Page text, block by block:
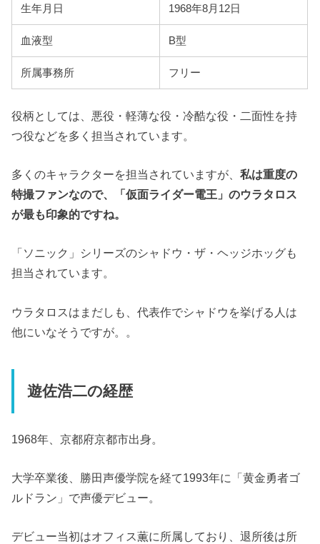
生年月日 1968年8月12日
血液型 B型
所属事務所 フリー
役柄としては、悪役・軽薄な役・冷酷な役・二面性を持
つ役などを多く担当されています。
多くのキャラクターを担当されていますが、私は重度の
特撮ファンなので、「仮面ライダー電王」のウラタロス
が最も印象的ですね。
「ソニック」シリーズのシャドウ・ザ・ヘッジホッグも
担当されています。
ウラタロスはまだしも、代表作でシャドウを挙げる人は
他にいなそうですが。。
遊佐浩二の経歴
1968年、京都府京都市出身。
大学卒業後、勝田声優学院を経て1993年に「黄金勇者ゴ
ルドラン」で声優デビュー。
デビュー当初はオフィス薫に所属しており、退所後は所